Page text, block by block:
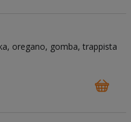
oregano gomba trappista